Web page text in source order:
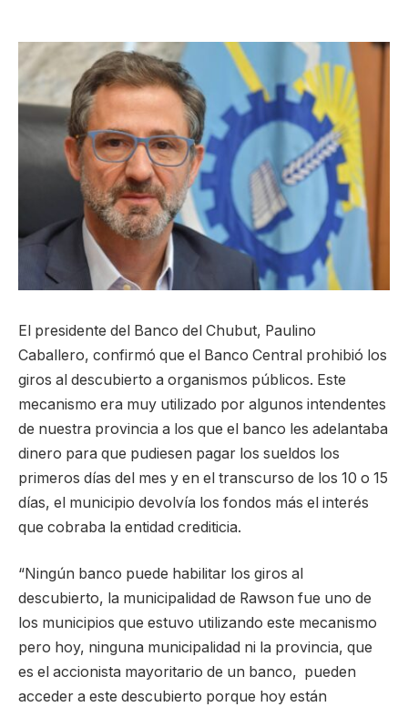
El presidente del Banco del Chubut, Paulino
Caballero, confirmó que el Banco Central prohibió los
giros al descubierto a organismos públicos. Este
mecanismo era muy utilizado por algunos intendentes
de nuestra provincia a los que el banco les adelantaba
dinero para que pudiesen pagar los sueldos los
primeros días del mes y en el transcurso de los 10 o 15
días, el municipio devolvía los fondos más el interés
que cobraba la entidad crediticia.
“Ningún banco puede habilitar los giros al
descubierto, la municipalidad de Rawson fue uno de
los municipios que estuvo utilizando este mecanismo
pero hoy, ninguna municipalidad ni la provincia, que
es el accionista mayoritario de un banco, pueden
acceder a este descubierto porque hoy están